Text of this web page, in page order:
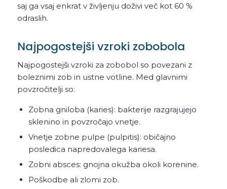
saj ga vsaj enkrat v življenju doživi več kot 60 %
odraslih.
Najpogostejši vzroki zobobola
Najpogostejši vzroki za zobobol so povezani z
boleznimi zob in ustne votline. Med glavnimi
povzročitelji so:
Zobna gniloba (karies): bakterije razgrajujejo
sklenino in povzročajo vnetje.
Vnetje zobne pulpe (pulpitis): običajno
posledica napredovalega kariesa.
Zobni absces: gnojna okužba okoli korenine.
Poškodbe ali zlomi zob.